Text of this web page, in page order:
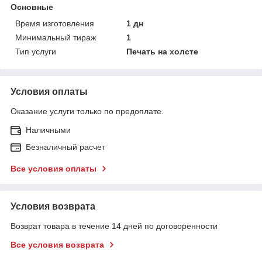
Основные
Время изготовления
1 дн
Минимальный тираж
1
Тип услуги
Печать на холсте
Условия оплаты
Оказание услуги только по предоплате.
Наличными
Безналичный расчет
Все условия оплаты
Условия возврата
Возврат товара в течение 14 дней по договоренности
Все условия возврата